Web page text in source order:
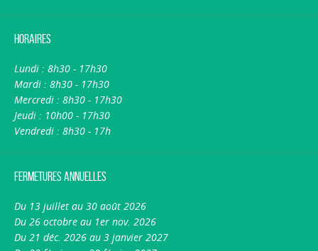
Horaires
Lundi : 8h30 - 17h30
Mardi : 8h30 - 17h30
Mercredi : 8h30 - 17h30
Jeudi : 10h00 - 17h30
Vendredi : 8h30 - 17h
Fermetures annuelles
Du 13 juillet au 30 août 2026
Du 26 octobre au 1er nov. 2026
Du 21 déc. 2026 au 3 janvier 2027